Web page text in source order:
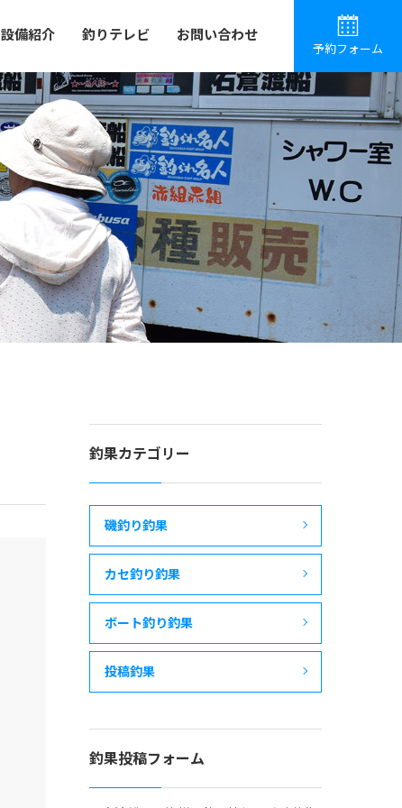
設備紹介 釣りテレビ お問い合わせ
予約フォーム
釣果カテゴリー
磯釣り釣果
カセ釣り釣果
ボート釣り釣果
投稿釣果
釣果投稿フォーム